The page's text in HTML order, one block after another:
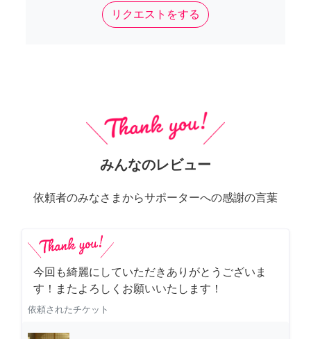
リクエストをする
みんなのレビュー
依頼者のみなさまからサポーターへの感謝の言葉
今回も綺麗にしていただきありがとうございま
す！またよろしくお願いいたします！
依頼されたチケット